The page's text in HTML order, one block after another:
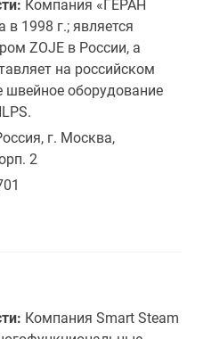
Компания «ГЕРАН
1998 г.; является
ZOJE в России, а
на российском
оборудование
г. Москва,
2
Компания Smart Steam